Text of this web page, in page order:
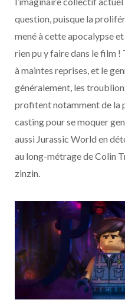
question, puisque la
mené à cette apocalypse et
rien pu y faire dans le film !
à maintes reprises, et le
généralement, les
profitent notamment de la
casting pour se moquer
aussi Jurassic World en
au long-métrage de Colin
zinzin.